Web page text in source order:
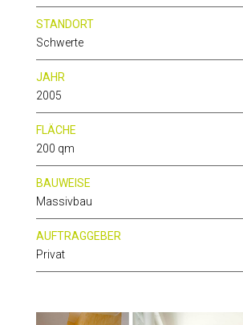
STANDORT
Schwerte
JAHR
2005
FLÄCHE
200 qm
BAUWEISE
Massivbau
AUFTRAGGEBER
Privat